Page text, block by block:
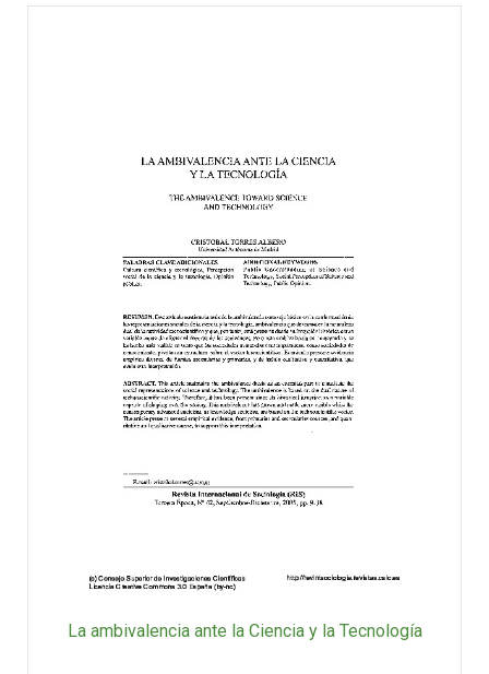
La ambivalencia ante la Ciencia y la Tecnología